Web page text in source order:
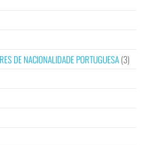
DE NACIONALIDADE PORTUGUESA(3)